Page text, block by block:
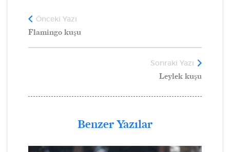
Önceki Yazı
Flamingo kuşu
Sonraki Yazı
Leylek kuşu
Benzer Yazılar